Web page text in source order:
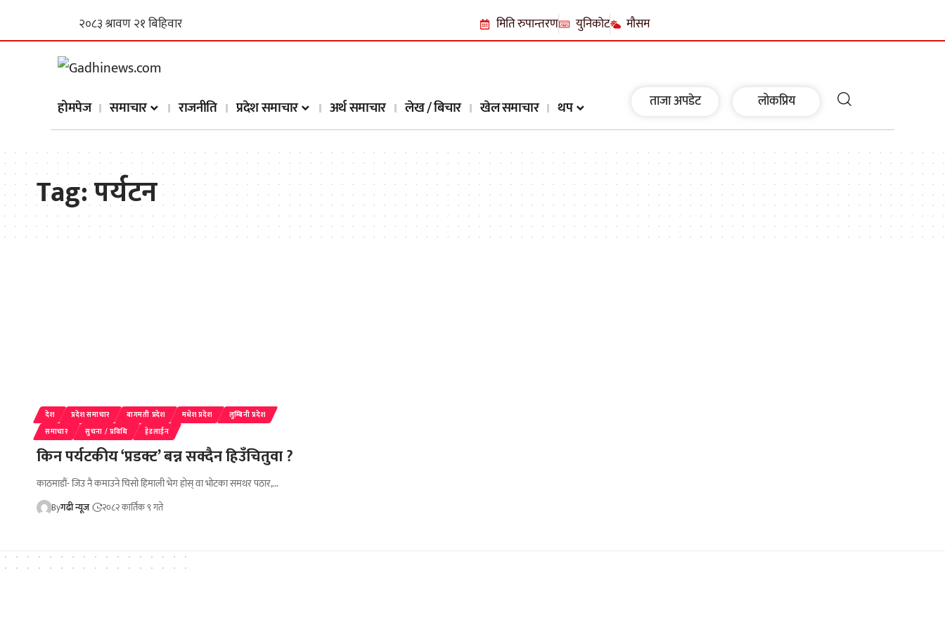
मिति रुपान्तरण युनिकोट मौसम
होमपेज समाचार राजनीति प्रदेश समाचार अर्थ समाचार लेख / बिचार खेल समाचार थप ताजा अपडेट लोकप्रिय
Tag:पर्यटन
देश प्रदेश समाचार बागमती प्रदेश मधेश प्रदेश
लुम्बिनी प्रदेश
समाचार
सुचना / प्रविधि हेडलाईन
किन पर्यटकीय ‘प्रडक्ट’ बन्न सक्दैन हिउँचितुवा ?
काठमाडौं- जिउ नै कमाउने चिसो हिमाली भेग होस् वा भोटका समथर पठार,…
Byगढी न्यूज २०८२ कार्तिक ९ गते